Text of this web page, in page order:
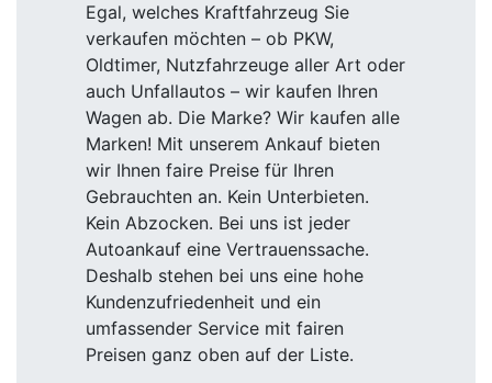
Egal, welches Kraftfahrzeug Sie
verkaufen möchten – ob PKW,
Oldtimer, Nutzfahrzeuge aller Art oder
auch Unfallautos – wir kaufen Ihren
Wagen ab. Die Marke? Wir kaufen alle
Marken! Mit unserem Ankauf bieten
wir Ihnen faire Preise für Ihren
Gebrauchten an. Kein Unterbieten.
Kein Abzocken. Bei uns ist jeder
Autoankauf eine Vertrauenssache.
Deshalb stehen bei uns eine hohe
Kundenzufriedenheit und ein
umfassender Service mit fairen
Preisen ganz oben auf der Liste.